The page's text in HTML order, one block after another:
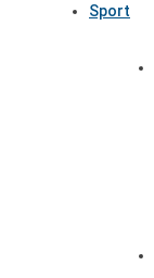
Sport